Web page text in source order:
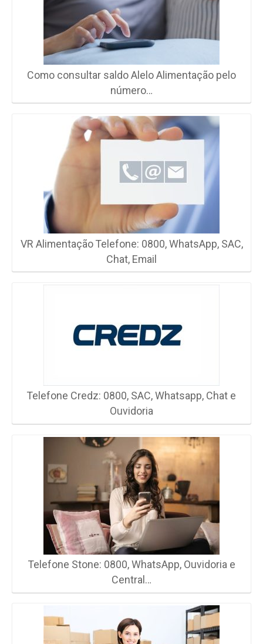
Como consultar saldo Alelo Alimentação pelo
número…
VR Alimentação Telefone: 0800, WhatsApp, SAC,
Chat, Email
Telefone Credz: 0800, SAC, Whatsapp, Chat e
Ouvidoria
Telefone Stone: 0800, WhatsApp, Ouvidoria e
Central…